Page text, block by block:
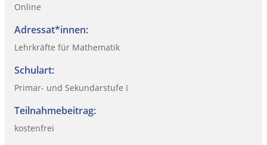
Online
Adressat*innen:
Lehrkräfte für Mathematik
Schulart:
Primar- und Sekundarstufe I
Teilnahmebeitrag:
kostenfrei